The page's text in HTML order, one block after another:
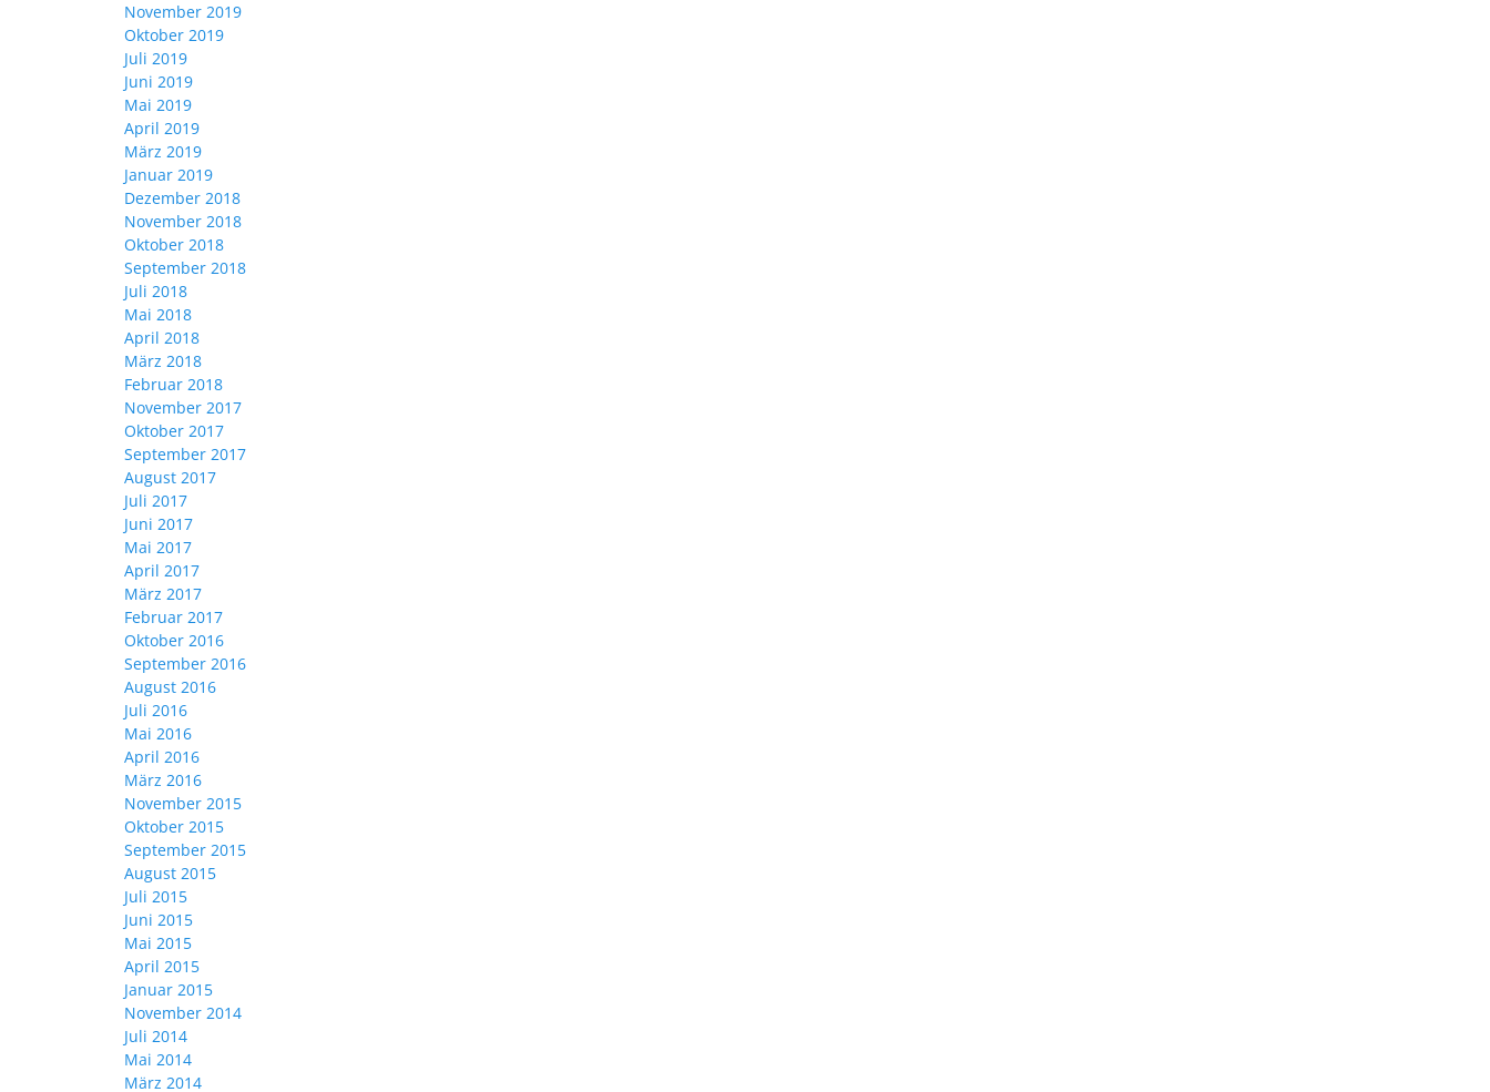
November 2019
Oktober 2019
Juli 2019
Juni 2019
Mai 2019
April 2019
März 2019
Januar 2019
Dezember 2018
November 2018
Oktober 2018
September 2018
Juli 2018
Mai 2018
April 2018
März 2018
Februar 2018
November 2017
Oktober 2017
September 2017
August 2017
Juli 2017
Juni 2017
Mai 2017
April 2017
März 2017
Februar 2017
Oktober 2016
September 2016
August 2016
Juli 2016
Mai 2016
April 2016
März 2016
November 2015
Oktober 2015
September 2015
August 2015
Juli 2015
Juni 2015
Mai 2015
April 2015
Januar 2015
November 2014
Juli 2014
Mai 2014
März 2014